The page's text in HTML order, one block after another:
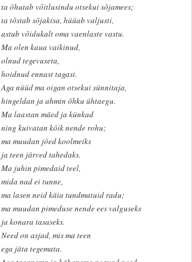
ta õhutab võitlusindu otsekui sõjamees;
ta tõstab sõjakisa, hüüab valjusti,
astub võidukalt oma vaenlaste vastu.
Ma olen kaua vaikinud,
olnud tegevuseta,
hoidnud ennast tagasi.
Aga nüüd ma oigan otsekui sünnitaja,
hingeldan ja ahmin õhku ühtaegu.
Ma laastan mäed ja künkad
ning kuivatan kõik nende rohu;
ma muudan jõed koolmeiks
ja teen järved tahedaks.
Ma juhin pimedaid teel,
mida nad ei tunne,
ma lasen neid käia tundmatuid radu;
ma muudan pimeduse nende ees valguseks
ja konara tasaseks.
Need on asjad, mis ma teen
ega jäta tegemata.